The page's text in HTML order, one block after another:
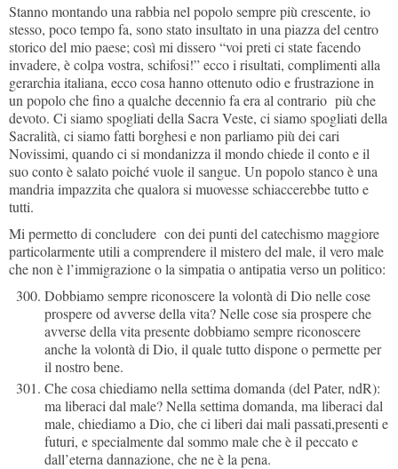
Stanno montando una rabbia nel popolo sempre più crescente, io
stesso, poco tempo fa, sono stato insultato in una piazza del centro
storico del mio paese; così mi dissero “voi preti ci state facendo
invadere, è colpa vostra, schifosi!” ecco i risultati, complimenti alla
gerarchia italiana, ecco cosa hanno ottenuto odio e frustrazione in
un popolo che fino a qualche decennio fa era al contrario più che
devoto. Ci siamo spogliati della Sacra Veste, ci siamo spogliati della
Sacralità, ci siamo fatti borghesi e non parliamo più dei cari
Novissimi, quando ci si mondanizza il mondo chiede il conto e il
suo conto è salato poiché vuole il sangue. Un popolo stanco è una
mandria impazzita che qualora si muovesse schiaccerebbe tutto e
tutti.
Mi permetto di concludere con dei punti del catechismo maggiore
particolarmente utili a comprendere il mistero del male, il vero male
che non è l’immigrazione o la simpatia o antipatia verso un politico:
Dobbiamo sempre riconoscere la volontà di Dio nelle cose
prospere od avverse della vita? Nelle cose sia prospere che
avverse della vita presente dobbiamo sempre riconoscere
anche la volontà di Dio, il quale tutto dispone o permette per
il nostro bene.
Che cosa chiediamo nella settima domanda (del Pater, ndR):
ma liberaci dal male? Nella settima domanda, ma liberaci dal
male, chiediamo a Dio, che ci liberi dai mali passati,presenti e
futuri, e specialmente dal sommo male che è il peccato e
dall’eterna dannazione, che ne è la pena.